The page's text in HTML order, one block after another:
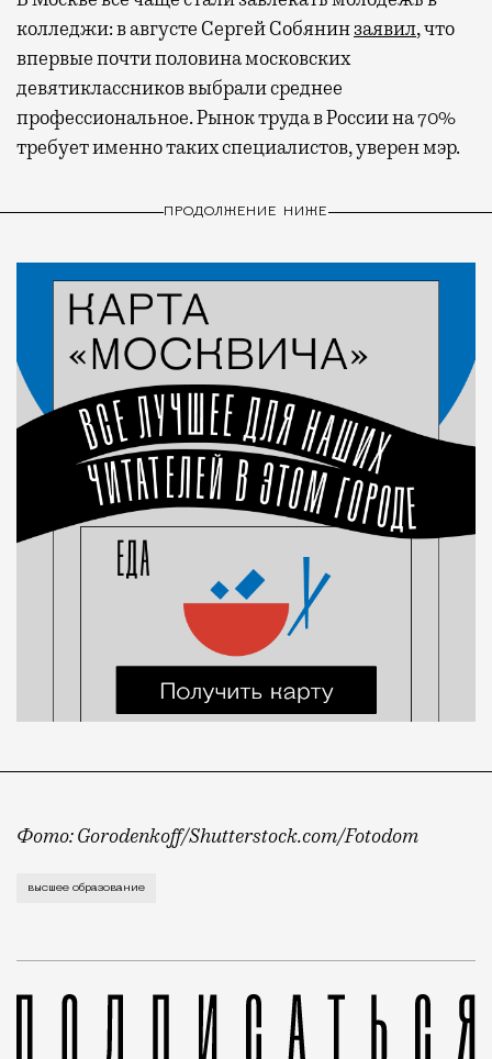
колледжи: в августе Сергей Собянинзаявил, что
впервые почти половина московских
девятиклассников выбрали среднее
профессиональное. Рынок труда в России на 70%
требует именно таких специалистов, уверен мэр.
ПРОДОЛЖЕНИЕ НИЖЕ
Фото: Gorodenkoff/Shutterstock.com/Fotodom
Высшее образование все еще считается
высшее образование